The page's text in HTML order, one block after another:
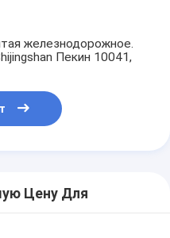
железнодорожное.
Пекин 10041,
Цену Для